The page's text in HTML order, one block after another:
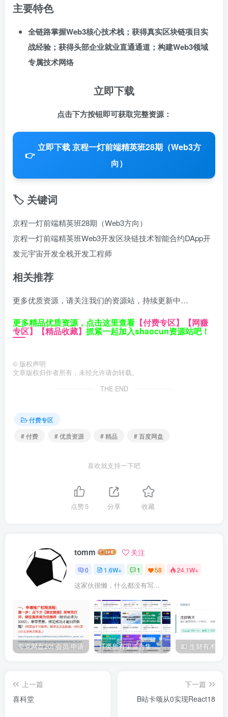
主要特色
全链路掌握Web3核心技术栈；获得真实区块链项目实
战经验；获得头部企业就业直通通道；构建Web3领域
专属技术网络
立即下载
点击下方按钮即可获取完整资源：
👉
立即下载 京程一灯前端精英班28期（Web3方
向）
🏷️ 关键词
京程一灯前端精英班28期（Web3方向）
京程一灯前端精英班Web3开发区块链技术智能合约DApp开
发元宇宙开发全栈开发工程师
相关推荐
更多优质资源，请关注我们的资源站，持续更新中…
更多精品优质资源，点击这里查看 【付费专区】 【网赚
专区】 【精品收藏】 抓紧一起加入shaocun资源站吧！
© 版权声明
文章版权归作者所有，未经允许请勿转载。
THE END
付费专区
# 付费
# 优质资源 # 精品 # 百度网盘
喜欢就支持一下吧
点赞5 分享 收藏
tomm 关注
0 1.6W+ 1 58 24.1W+
这家伙很懒，什么都没有写...
夸克网盘20t 会员 申请 IT类所有渠道合集 持续日更，目前近四千多条资源 年费用户微信私信获取权限
上一篇
喜科堂
下一篇
B站卡颂从0实现React18